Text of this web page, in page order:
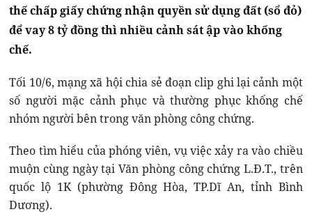
thế chấp giấy chứng nhận quyền sử dụng đất (sổ đỏ)
để vay 8 tỷ đồng thì nhiều cảnh sát ập vào khống
chế.
Tối 10/6, mạng xã hội chia sẻ đoạn clip ghi lại cảnh một
số người mặc cảnh phục và thường phục khống chế
nhóm người bên trong văn phòng công chứng.
Theo tìm hiểu của phóng viên, vụ việc xảy ra vào chiều
muộn cùng ngày tại Văn phòng công chứng L.Đ.T., trên
quốc lộ 1K (phường Đông Hòa, TP.Dĩ An, tỉnh Bình
Dương).